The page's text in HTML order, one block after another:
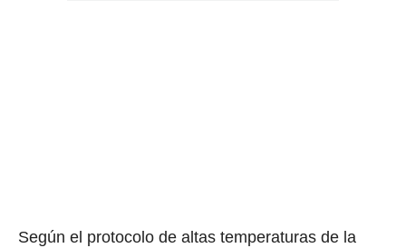
Según el protocolo de altas temperaturas de la